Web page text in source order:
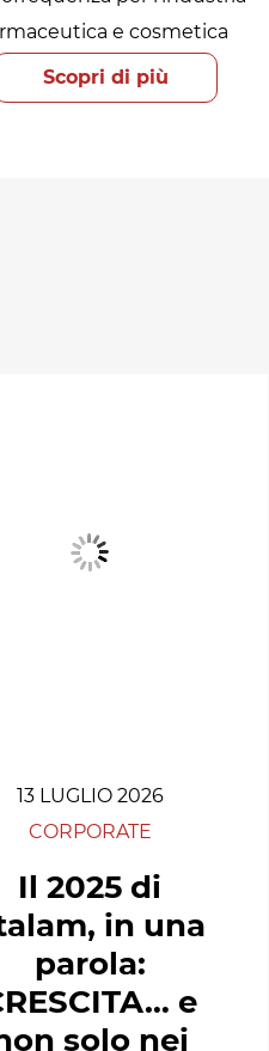
e cosmetica
Scopri di più
13 LUGLIO 2026
CORPORATE
Il 2025 di
in una
parola:
e
solo nei